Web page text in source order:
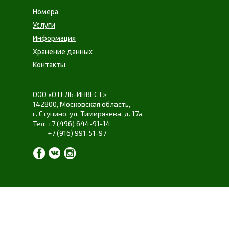
Номера
Услуги
Информация
Хранение данных
Контакты
ООО «ОТЕЛЬ-ИНВЕСТ»
142800, Московская область,
г. Ступино, ул. Тимирязева, д. 17а
+7 (496) 644-91-14
+7 (916) 991-51-97